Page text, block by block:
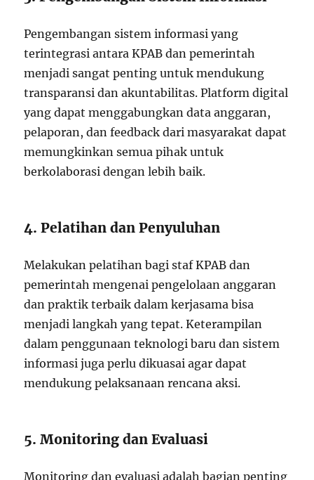
Pengembangan sistem informasi yang
terintegrasi antara KPAB dan pemerintah
menjadi sangat penting untuk mendukung
transparansi dan akuntabilitas. Platform digital
yang dapat menggabungkan data anggaran,
pelaporan, dan feedback dari masyarakat dapat
memungkinkan semua pihak untuk
berkolaborasi dengan lebih baik.
4. Pelatihan dan Penyuluhan
Melakukan pelatihan bagi staf KPAB dan
pemerintah mengenai pengelolaan anggaran
dan praktik terbaik dalam kerjasama bisa
menjadi langkah yang tepat. Keterampilan
dalam penggunaan teknologi baru dan sistem
informasi juga perlu dikuasai agar dapat
mendukung pelaksanaan rencana aksi.
5. Monitoring dan Evaluasi
Monitoring dan evaluasi adalah bagian penting